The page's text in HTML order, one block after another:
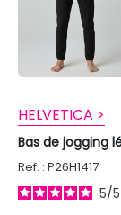
HELVETICA >
Bas de jogging
Ref. : P26H1417
5/5